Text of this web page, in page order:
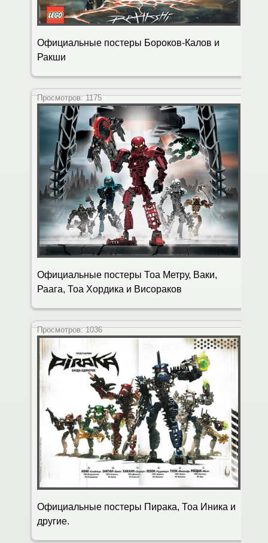
Официальные постеры Бороков-Калов и
Ракши
Просмотров:1175
Официальные постеры Тоа Метру, Ваки,
Раага, Тоа Хордика и Висораков
Просмотров:1036
Официальные постеры Пирака, Тоа Иника и
другие.